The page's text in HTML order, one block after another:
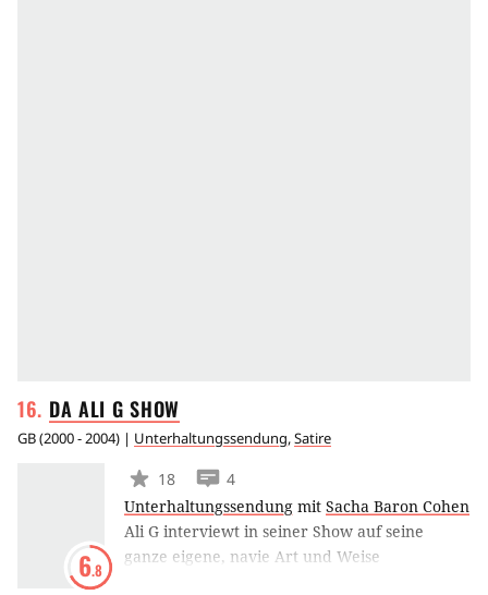
DA ALI GSHOW
GB(2000 - 2004) | Unterhaltungssendung,Satire
6.8
18
4
Unterhaltungssendung mit Sacha Baron Cohen
Ali G interviewt in seiner Show auf seine
ganze eigene, navie Art und Weise